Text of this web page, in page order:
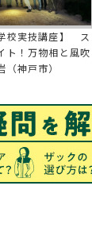
校実技講座】 ス
ト！万物相と風吹
（神戸市）